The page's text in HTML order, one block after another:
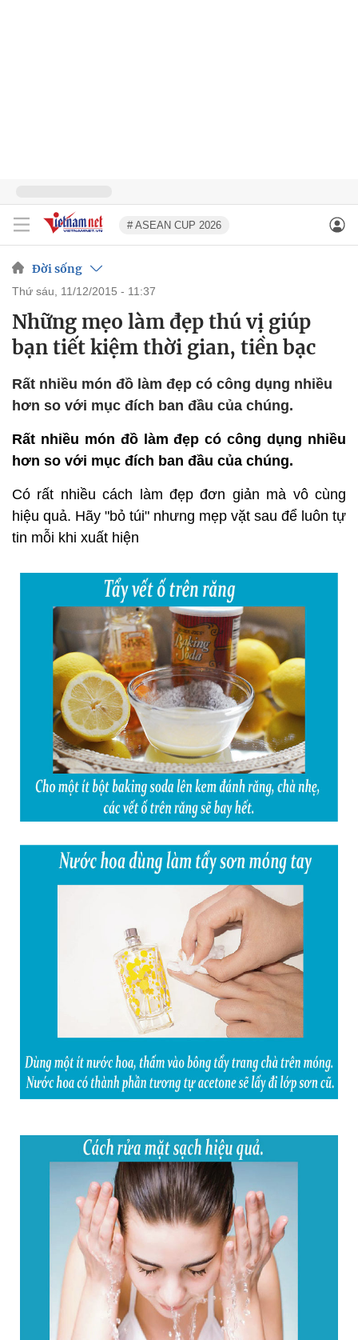
# ASEAN CUP 2026
Đời sống
thứ sáu, 11/12/2015 - 11:37
Những mẹo làm đẹp thú vị giúp
bạn tiết kiệm thời gian, tiền bạc
Rất nhiều món đồ làm đẹp có công dụng nhiều
hơn so với mục đích ban đầu của chúng.
Rất nhiều món đồ làm đẹp có công dụng nhiều
hơn so với mục đích ban đầu của chúng.
Có rất nhiều cách làm đẹp đơn giản mà vô cùng
hiệu quả. Hãy "bỏ túi" nhưng mẹp vặt sau để luôn tự
tin mỗi khi xuất hiện